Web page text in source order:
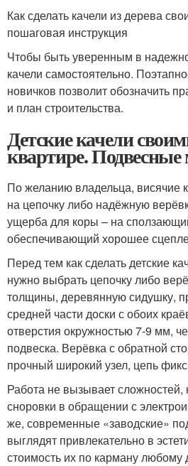
Как сделать качели из дерева
пошаговая инструкция
Чтобы быть уверенным в
качели самостоятельно.
новичков позволит обозначить
и план строительства.
Детские качели
квартире. Подвесные
По желанию владельца, висячие
на цепочку либо надёжную
ущерба для коры – на
обеспечивающий хорошее
Перед тем как сделать детские
нужно выбрать цепочку либо
толщины, деревянную сидушку,
средней части доски с обоих
отверстия окружностью 7-9 мм,
подвеска. Верёвка с обратной
прочный широкий узел, цепь
Работа не вызывает сложностей,
сноровки в обращении с
же, современные «заводские»
выглядят привлекательно в
стоимость их по карману любому